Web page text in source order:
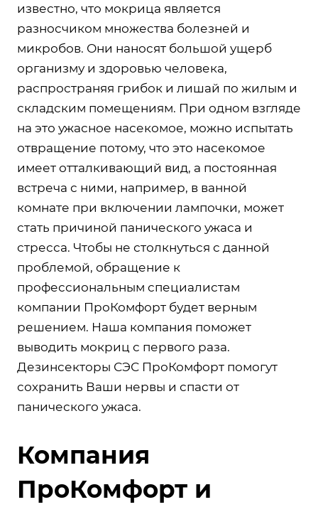
известно, что мокрица является
разносчиком множества болезней и
микробов. Они наносят большой ущерб
организму и здоровью человека,
распространяя грибок и лишай по жилым и
складским помещениям. При одном взгляде
на это ужасное насекомое, можно испытать
отвращение потому, что это насекомое
имеет отталкивающий вид, а постоянная
встреча с ними, например, в ванной
комнате при включении лампочки, может
стать причиной панического ужаса и
стресса. Чтобы не столкнуться с данной
проблемой, обращение к
профессиональным специалистам
компании ПроКомфорт будет верным
решением. Наша компания поможет
выводить мокриц с первого раза.
Дезинсекторы СЭС ПроКомфорт помогут
сохранить Ваши нервы и спасти от
панического ужаса.
Компания
ПроКомфорт и